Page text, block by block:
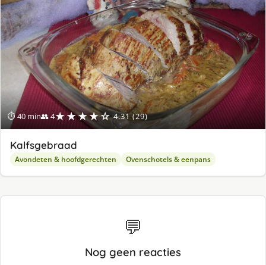
⏱ 40 min👥 4★★★★☆ 4.31 (29)
Kalfsgebraad
Avondeten & hoofdgerechten Ovenschotels & eenpans
💬
Nog geen reacties